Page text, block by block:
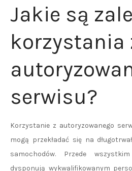
Jakie są
korzystania
serwisu?
Korzystanie z autoryzowanego
mogą przekładać się na
samochodów. Przede
dysponują wykwalifikowanym